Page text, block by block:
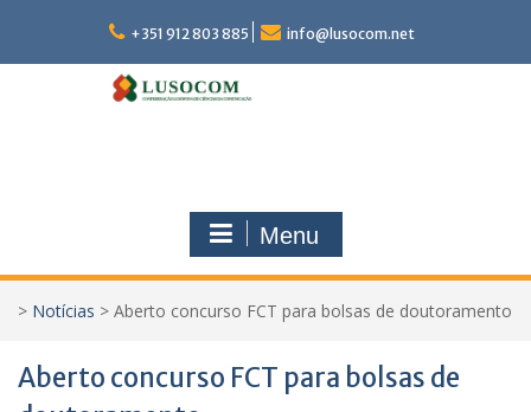
content
+351 912 803 885 info@lusocom.net
Menu
> Notícias > Aberto concurso FCT para bolsas de doutoramento
Aberto concurso FCT para bolsas de